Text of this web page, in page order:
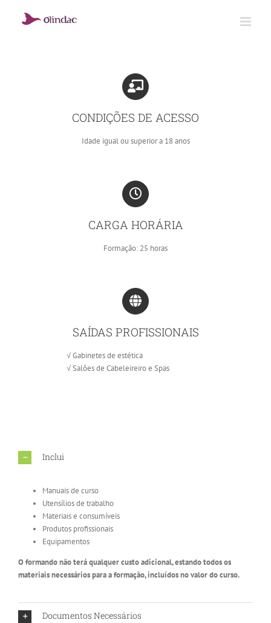
CONDIÇÕES DE ACESSO
Idade igual ou superior a 18 anos
CARGA HORÁRIA
Formação: 25 horas
SAÍDAS PROFISSIONAIS
√ Gabinetes de estética
√ Salões de Cabeleireiro e Spas
Inclui
Manuais de curso
Utensílios de trabalho
Materiais e consumíveis
Produtos profissionais
Equipamentos
O formando não terá qualquer custo adicional, estando todos os
materiais necessários para a formação, incluídos no valor do curso.
Documentos Necessários